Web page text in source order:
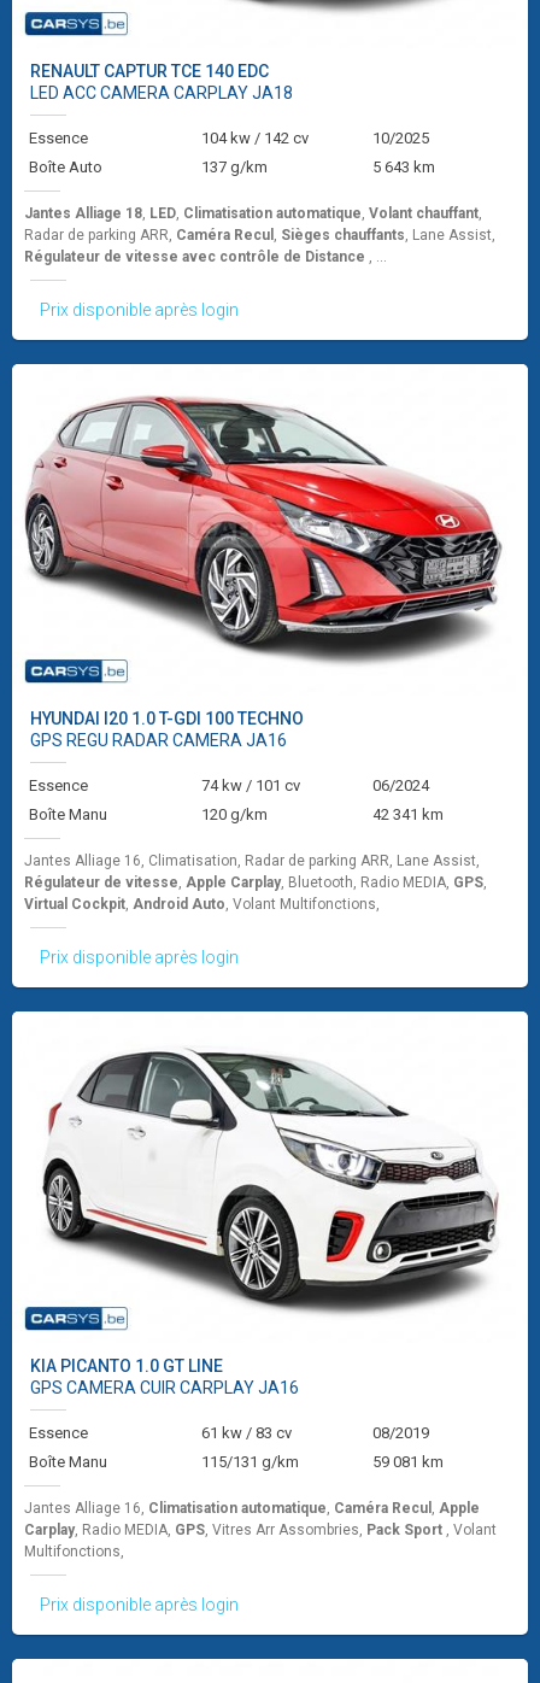
RENAULT CAPTUR TCE 140 EDC
LED ACC CAMERA CARPLAY JA18
Essence 104 kw / 142 cv
10/2025
Boîte Auto
137 g/km 5 643 km
Jantes Alliage 18, LED, Climatisation automatique, Volant chauffant,
Radar de parking ARR, Caméra Recul , Sièges chauffants, Lane Assist,
Régulateur de vitesse avec contrôle de Distance , ...
Prix disponible après login
HYUNDAI
I20 1.0 T-GDI 100 TECHNO
GPS REGU RADAR CAMERA JA16
Essence 74 kw / 101 cv
06/2024
Boîte Manu
120 g/km 42 341 km
Jantes Alliage 16, Climatisation, Radar de parking ARR, Lane Assist,
Régulateur de vitesse, Apple Carplay, Bluetooth, Radio MEDIA, GPS,
Virtual Cockpit, Android Auto, Volant Multifonctions,
Prix disponible après login
KIA PICANTO 1.0 GT LINE
GPS CAMERA CUIR CARPLAY JA16
Essence 61 kw / 83 cv
08/2019
Boîte Manu
115/131 g/km 59 081 km
Jantes Alliage 16, Climatisation automatique Caméra Recul
Apple
Carplay , Radio MEDIA, GPS , Vitres Arr Assombries, Pack Sport
, Volant
Multifonctions,
Prix disponible après login